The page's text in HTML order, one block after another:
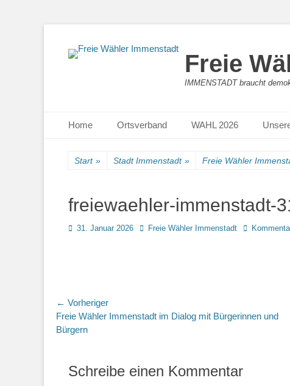
Freie
IMMENSTADT braucht
Primäres Menü
Inhalt
Home Ortsverband WAHL 2026
Start » Stadt Immenstadt » Freie Wähler
freiewaehler-immenstadt-
Posted
31. Januar 2026 AutorFreie Wähler Immenstadt
Beitragsnavigation
← Vorheriger
Vorheriger
Beitrag:
Freie Wähler Immenstadt im Dialog mit Bürgerinnen und
Bürgern
Schreibe einen Kommentar